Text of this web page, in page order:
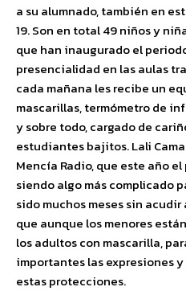
a su alumnado, también en
19. Son en total 49 niños y
que han inaugurado el
presencialidad en las aulas
cada mañana les recibe un
mascarillas, termómetro de
y sobre todo, cargado de
estudiantes bajitos. Lali
Mencía Radio, que este año
siendo algo más complicado
sido muchos meses sin
que aunque los menores
los adultos con mascarilla,
importantes las expresiones
estas protecciones.